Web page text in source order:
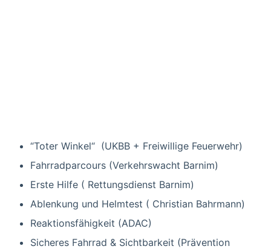
“Toter Winkel“ (UKBB + Freiwillige Feuerwehr)
Fahrradparcours (Verkehrswacht Barnim)
Erste Hilfe ( Rettungsdienst Barnim)
Ablenkung und Helmtest ( Christian Bahrmann)
Reaktionsfähigkeit (ADAC)
Sicheres Fahrrad & Sichtbarkeit (Prävention